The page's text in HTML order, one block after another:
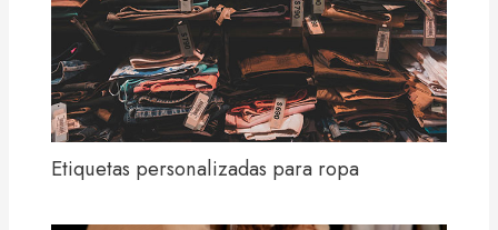
Etiquetas personalizadas para ropa